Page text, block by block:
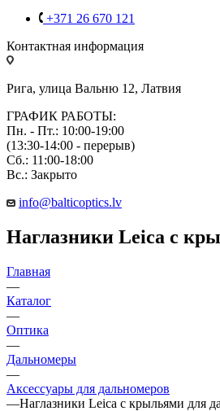
+371 26 670 121
Контактная информация
Рига, улица Вальню 12, Латвия
ГРАФИК РАБОТЫ:
Пн. - Пт.: 10:00-19:00
(13:30-14:00 - перерыв)
Сб.: 11:00-18:00
Вс.: Закрыто
info@balticoptics.lv
Наглазники Leica с
Главная
—
Каталог
—
Оптика
—
Дальномеры
—
Аксессуары для дальномеров
—Наглазники Leica с крыльями для